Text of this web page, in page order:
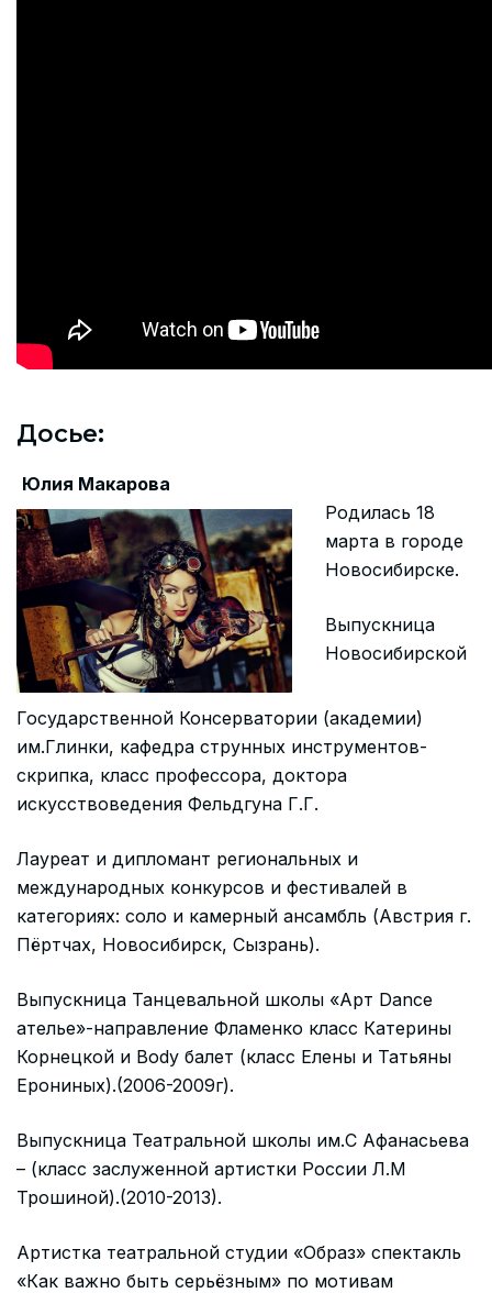
Досье:
Юлия Макарова
Родилась 18
марта в городе
Новосибирске.
Выпускница
Новосибирской
Государственной Консерватории (академии)
им.Глинки, кафедра струнных инструментов-
скрипка, класс профессора, доктора
искусствоведения Фельдгуна Г.Г.
Лауреат и дипломант региональных и
международных конкурсов и фестивалей в
категориях: соло и камерный ансамбль (Австрия г.
Пёртчах, Новосибирск, Сызрань).
Выпускница Танцевальной школы «Арт Dance
ателье»-направление Фламенко класс Катерины
Корнецкой и Body балет (класс Елены и Татьяны
Ерониных).(2006-2009г).
Выпускница Театральной школы им.С Афанасьева
– (класс заслуженной артистки России Л.М
Трошиной).(2010-2013).
Артистка театральной студии «Образ» спектакль
«Как важно быть серьёзным» по мотивам